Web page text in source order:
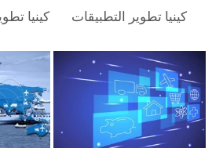
كينيا‎ تطوير التطبيقات كينيا‎ تطوير البرامج المصغرة